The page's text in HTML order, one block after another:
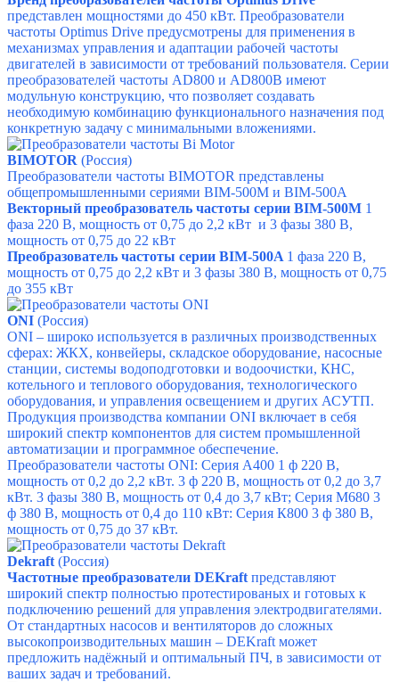
представлен мощностями до 450 кВт. Преобразователи
частоты Optimus Drive предусмотрены для применения в
механизмах управления и адаптации рабочей частоты
двигателей в зависимости от требований пользователя. Серии
преобразователей частоты AD800 и AD800B имеют
модульную конструкцию, что позволяет создавать
необходимую комбинацию функционального назначения под
конкретную задачу с минимальными вложениями.
BIMOTOR (Россия)
Преобразователи частоты BIMOTOR представлены
общепромышленными сериями BIM-500М и BIM-500A
Векторный преобразователь частоты серии BIM-500M 1
фаза 220 В, мощность от 0,75 до 2,2 кВт и 3 фазы 380 В,
мощность от 0,75 до 22 кВт
Преобразователь частоты серии BIM-500A 1 фаза 220 В,
мощность от 0,75 до 2,2 кВт и 3 фазы 380 В, мощность от 0,75
до 355 кВт
ONI (Россия)
ONI – широко используется в различных производственных
сферах: ЖКХ, конвейеры, складское оборудование, насосные
станции, системы водоподготовки и водоочистки, КНС,
котельного и теплового оборудования, технологического
оборудования, и управления освещением и других АСУТП.
Продукция производства компании ONI включает в себя
широкий спектр компонентов для систем промышленной
автоматизации и программное обеспечение.
Преобразователи частоты ONI: Серия А400 1 ф 220 В,
мощность от 0,2 до 2,2 кВт. 3 ф 220 В, мощность от 0,2 до 3,7
кВт. 3 фазы 380 В, мощность от 0,4 до 3,7 кВт; Серия М680 3
ф 380 В, мощность от 0,4 до 110 кВт: Серия К800 3 ф 380 В,
мощность от 0,75 до 37 кВт.
Dekraft (Россия)
Частотные преобразователи DEKraft представляют
широкий спектр полностью протестированых и готовых к
подключению решений для управления электродвигателями.
От стандартных насосов и вентиляторов до сложных
высокопроизводительных машин – DEKraft может
предложить надёжный и оптимальный ПЧ, в зависимости от
ваших задач и требований.